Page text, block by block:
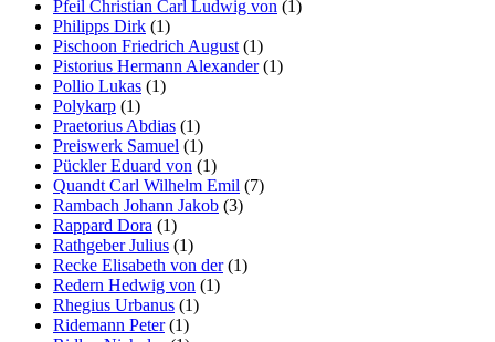
Pfeil Christian Carl Ludwig von (1)
Philipps Dirk (1)
Pischoon Friedrich August(1)
Pistorius Hermann Alexander(1)
Pollio Lukas (1)
Polykarp (1)
Praetorius Abdias (1)
Preiswerk Samuel (1)
Pückler Eduard von (1)
Quandt Carl Wilhelm Emil (7)
Rambach Johann Jakob (3)
Rappard Dora (1)
Rathgeber Julius (1)
Recke Elisabeth von der(1)
Redern Hedwig von (1)
Rhegius Urbanus (1)
Ridemann Peter(1)